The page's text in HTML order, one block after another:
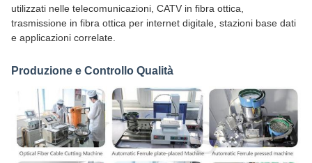
utilizzati nelle telecomunicazioni, CATV in fibra ottica,
trasmissione in fibra ottica per internet digitale, stazioni base dati
e applicazioni correlate.
Produzione e Controllo Qualità